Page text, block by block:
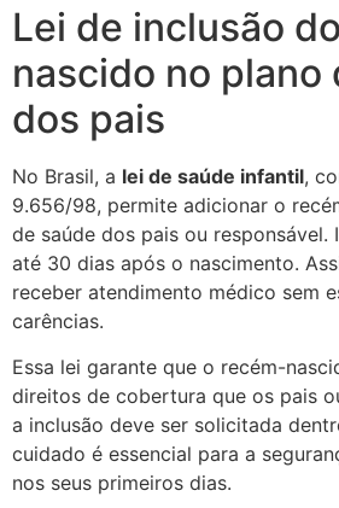
Lei de inclusão
nascido no plano
dos pais
No Brasil, a lei de saúde infantil,
9.656/98, permite adicionar o
de saúde dos pais ou responsável.
até 30 dias após o nascimento.
receber atendimento médico sem
carências.
Essa lei garante que o recém-
direitos de cobertura que os pais
a inclusão deve ser solicitada
cuidado é essencial para a
nos seus primeiros dias.